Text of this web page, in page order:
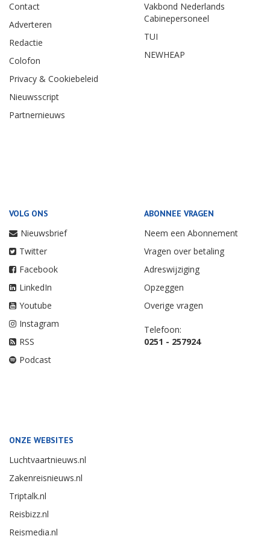
Contact
Adverteren
Redactie
Colofon
Privacy & Cookiebeleid
Nieuwsscript
Partnernieuws
Vakbond Nederlands
Cabinepersoneel
TUI
NEWHEAP
VOLG ONS
Nieuwsbrief
Twitter
Facebook
LinkedIn
Youtube
Instagram
RSS
Podcast
ABONNEE VRAGEN
Neem een Abonnement
Vragen over betaling
Adreswijziging
Opzeggen
Overige vragen
Telefoon:
0251 - 257924
ONZE WEBSITES
Luchtvaartnieuws.nl
Zakenreisnieuws.nl
Triptalk.nl
Reisbizz.nl
Reismedia.nl